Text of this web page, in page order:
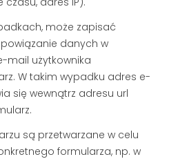
może zapisać
danych w
mail użytkownika
W takim wypadku adres e-
się wewnątrz adresu url
są przetwarzane w celu
formularza, np. w